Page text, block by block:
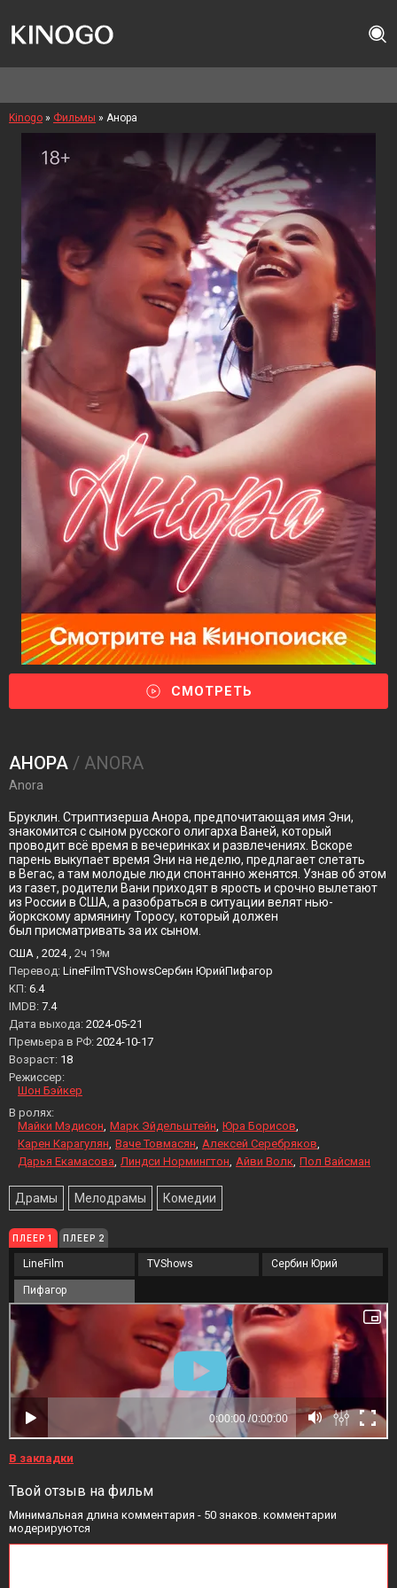
Kinogo » Фильмы » Анора
СМОТРЕТЬ
АНОРА / ANORA
Anora
Бруклин. Стриптизерша Анора, предпочитающая имя Эни,
знакомится с сыном русского олигарха Ваней, который
проводит всё время в вечеринках и развлечениях. Вскоре
парень выкупает время Эни на неделю, предлагает слетать
в Вегас, а там молодые люди спонтанно женятся. Узнав об этом
из газет, родители Вани приходят в ярость и срочно вылетают
из России в США, а разобраться в ситуации велят нью-
йоркскому армянину Торосу, который должен
был присматривать за их сыном.
США , 2024 , 2ч 19м
Перевод: LineFilmTVShowsСербин ЮрийПифагор
KП: 6.4
IMDB: 7.4
Дата выхода: 2024-05-21
Премьера в РФ: 2024-10-17
Возраст: 18
Режиссер:
Шон Бэйкер
В ролях:
Майки Мэдисон Марк Эйдельштейн Юра Борисов
Карен Карагулян Ваче Товмасян Алексей Серебряков
Дарья Екамасова Линдси Нормингтон Айви Волк Пол Вайсман
Драмы Мелодрамы Комедии
ПЛЕЕР 1 ПЛЕЕР 2
LineFilm TVShows Сербин Юрий
Пифагор
В закладки
Твой отзыв на фильм
Минимальная длина комментария - 50 знаков. комментарии
модерируются